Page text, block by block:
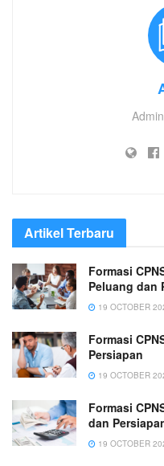
Artikel Terbaru
Formasi
Peluang dan
19 OCTOBER
Formasi
Persiapan
19 OCTOBER
Formasi
dan
19 OCTOBER